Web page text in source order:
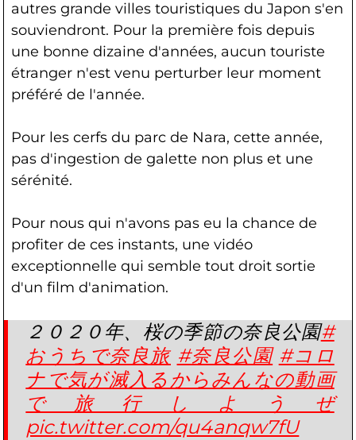
autres grande villes touristiques du Japon s'en
souviendront. Pour la première fois depuis
une bonne dizaine d'années, aucun touriste
étranger n'est venu perturber leur moment
préféré de l'année.
Pour les cerfs du parc de Nara, cette année,
pas d'ingestion de galette non plus et une
sérénité.
Pour nous qui n'avons pas eu la chance de
profiter de ces instants, une vidéo
exceptionnelle qui semble tout droit sortie
d'un film d'animation.
２０２０年、桜の季節の奈良公園#
おうちで奈良旅 #奈良公園 #コロ
ナで気が滅入るからみんなの動画
で旅行しようぜ
pic.twitter.com/qu4anqw7fU